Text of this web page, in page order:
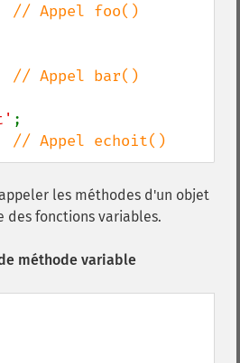
// Appel foo()
// Appel bar()
// Appel echoit()
les méthodes d'un objet
des fonctions variables.
méthode variable